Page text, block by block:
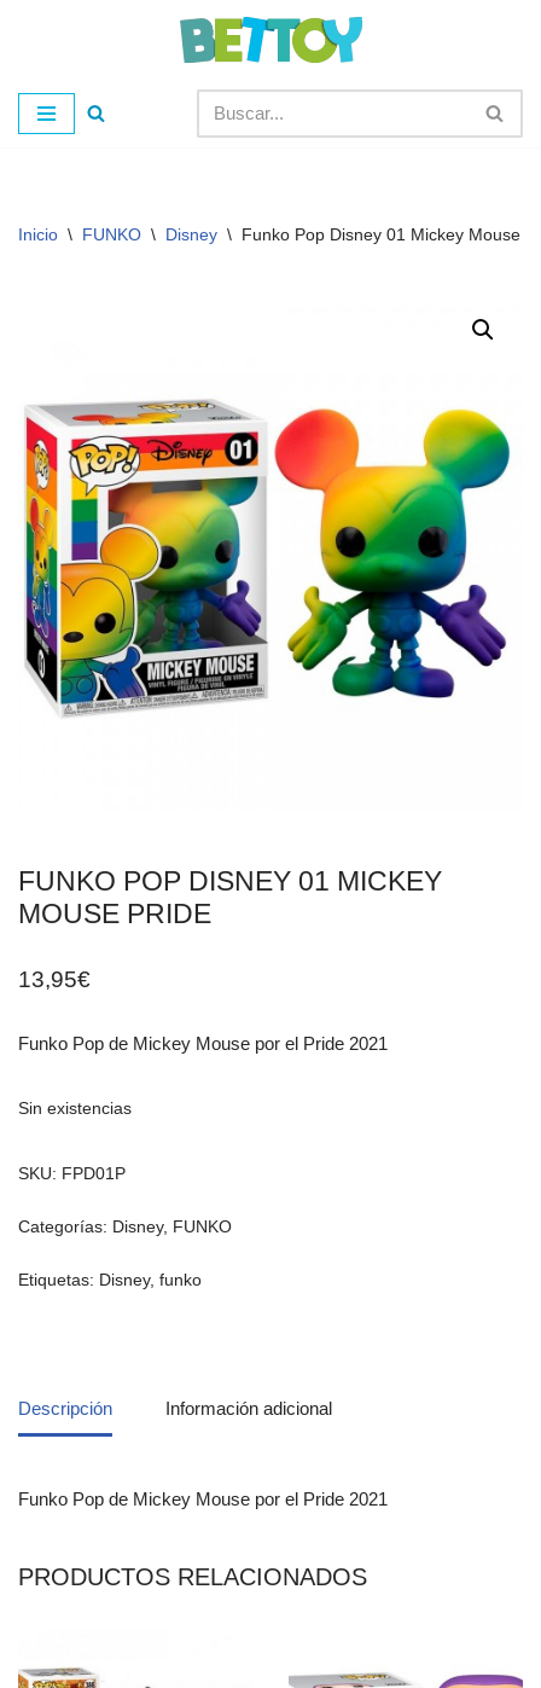
al
contenido
Inicio \ FUNKO \ Disney \ Funko Pop Disney 01 Mickey Mouse
FUNKO POP DISNEY 01 MICKEY
MOUSE PRIDE
13,95€
Funko Pop de Mickey Mouse por el Pride 2021
Sin existencias
SKU: FPD01P
Categorías: Disney, FUNKO
Etiquetas: Disney, funko
Descripción Información adicional
Funko Pop de Mickey Mouse por el Pride 2021
PRODUCTOS RELACIONADOS